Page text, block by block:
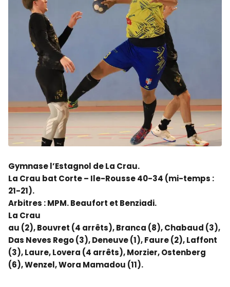
Gymnase l’Estagnol de La Crau.
La Crau bat Corte – Ile-Rousse 40-34 (mi-temps :
21-21).
Arbitres : MPM. Beaufort et Benziadi.
La Crau
au (2), Bouvret (4 arrêts), Branca (8), Chabaud (3),
Das Neves Rego (3), Deneuve (1), Faure (2), Laffont
(3), Laure, Lovera (4 arrêts), Morzier, Ostenberg
(6), Wenzel, Wora Mamadou (11).